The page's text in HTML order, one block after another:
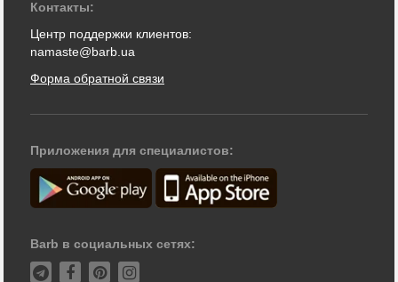
Контакты:
Центр поддержки клиентов:
namaste@barb.ua
Форма обратной связи
Приложения для специалистов:
Barb в социальных сетях: